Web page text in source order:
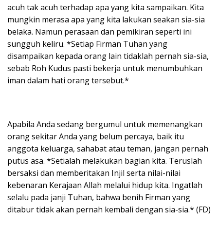
acuh tak acuh terhadap apa yang kita sampaikan. Kita
mungkin merasa apa yang kita lakukan seakan sia-sia
belaka. Namun perasaan dan pemikiran seperti ini
sungguh keliru. *Setiap Firman Tuhan yang
disampaikan kepada orang lain tidaklah pernah sia-sia,
sebab Roh Kudus pasti bekerja untuk menumbuhkan
iman dalam hati orang tersebut.*
Apabila Anda sedang bergumul untuk memenangkan
orang sekitar Anda yang belum percaya, baik itu
anggota keluarga, sahabat atau teman, jangan pernah
putus asa. *Setialah melakukan bagian kita. Teruslah
bersaksi dan memberitakan Injil serta nilai-nilai
kebenaran Kerajaan Allah melalui hidup kita. Ingatlah
selalu pada janji Tuhan, bahwa benih Firman yang
ditabur tidak akan pernah kembali dengan sia-sia.* (FD)